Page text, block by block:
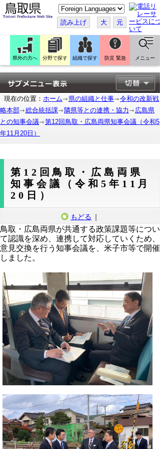
こ
の
ペ
ー
ジ
翻
訳
す
る
読み上げ 大 元
県外の方へ 分野で探す 組織で探す 防災 緊急 メニュー
現在の位置： ホーム 県の組織と仕事
令和の改新戦
略本部
総合統括課 隣県等との連携・協力
広島県
との知事会議
第12回鳥取・広島両県知事会議（令和5
年11月20日）
第12回鳥取・広島両県
知事会議（令和5年11月
20日）
もどる ｜
鳥取・広島両県が共通する政策課題等につい
て認識を深め、連携して対応していくため、
意見交換を行う知事会議を、米子市等で開催
しました。